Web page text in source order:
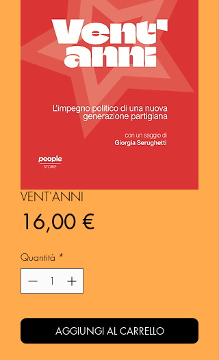
VENT'ANNI
16,00 €Prezzo
Quantità *
AGGIUNGI AL CARRELLO